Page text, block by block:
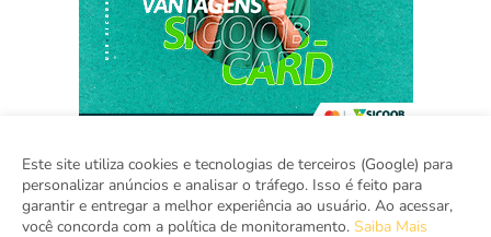
Home Sobre Contato Mídia Kit
Este site utiliza cookies e tecnologias de terceiros (Google) para
personalizar anúncios e analisar o tráfego. Isso é feito para
garantir e entregar a melhor experiência ao usuário. Ao acessar,
você concorda com a política de monitoramento. Saiba Mais